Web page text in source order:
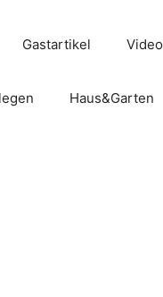
Gastartikel Video
Haus&Garten